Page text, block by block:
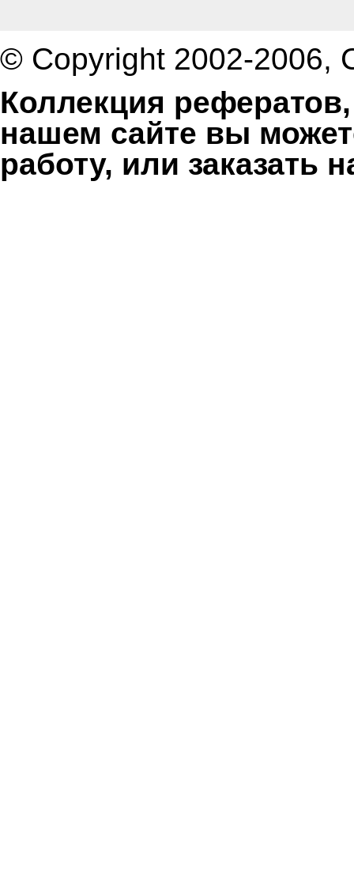
© Copyright 2002-2006,
Коллекция
нашем сайте вы
работу, или заказать